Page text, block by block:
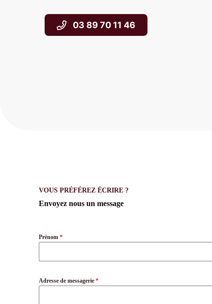
03 89 70 11 46
VOUS PRÉFÉREZ ÉCRIRE ?
Envoyez nous un message
Prénom *
Adresse de messagerie *